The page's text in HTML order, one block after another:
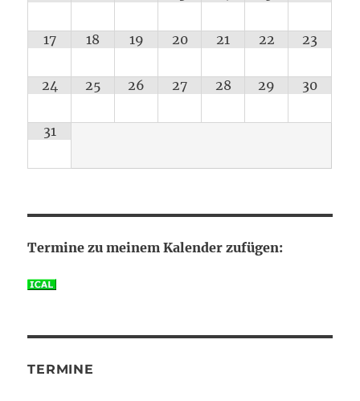
17 18 19 20 21 22 23
24 25 26 27 28 29 30
31
Termine zu meinem Kalender zufügen:
TERMINE